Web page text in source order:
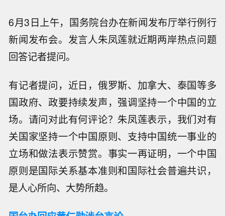
6月3日上午，国务院台办在新闻发布厅举行例行
新闻发布会。发言人朱凤莲就近期两岸热点问题
回答记者提问。
有记者提问，近日，俄罗斯、加拿大、泰国等多
国政府、政要持续发声，强调坚持一个中国的立
场。请问对此有何评论？朱凤莲表示，我们对有
关国家坚持一个中国原则、支持中国统一事业的
立场和做法表示赞赏。事实一再证明，一个中国
原则是国际关系基本准则和国际社会普遍共识，
是人心所向、大势所趋。